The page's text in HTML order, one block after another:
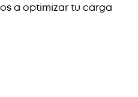
a optimizar tu carga